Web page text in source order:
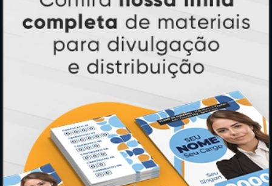
Pastas
Ímãs
Cartão de Visita
Folder, Flyer e Panfleto
Banners e Lonas
PAGUE COM